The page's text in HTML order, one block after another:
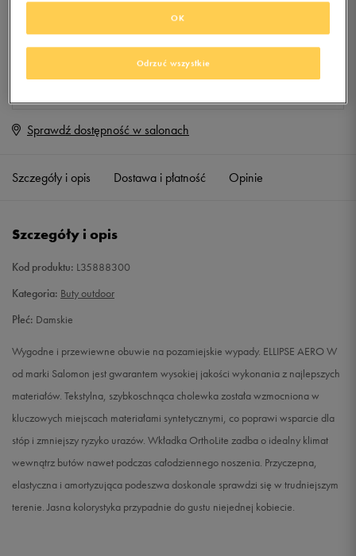
Produkt niedostępny
Jeśli artykuł będzie ponownie dostępny, otrzymasz od nas powiadomienie.
Rozmiary EU
37 1/3
39 1/3 24,5 cm
40 2/3 25,5 cm Powiadom o dostępności
Sprawdź dostępność w salonach
Szczegóły i opis Dostawa i płatność Opinie
Szczegóły i opis
Kod produktu: L35888300
Kategoria: Buty outdoor
Płeć: Damskie
Wygodne i przewiewne obuwie na pozamiejskie wypady. ELLIPSE AERO W
od marki Salomon jest gwarantem wysokiej jakości wykonania z najlepszych
materiałów. Tekstylna, szybkoschnąca cholewka została wzmocniona w
kluczowych miejscach materiałami syntetycznymi, co poprawi wsparcie dla
stóp i zmniejszy ryzyko urazów. Wkładka OrthoLite zadba o idealny klimat
wewnątrz butów nawet podczas całodziennego noszenia. Przyczepna,
elastyczna i amortyzująca podeszwa doskonale sprawdzi się w trudniejszym
terenie. Jasna kolorystyka przypadnie do gustu niejednej kobiecie.
Odrzuć wszystkie
OK